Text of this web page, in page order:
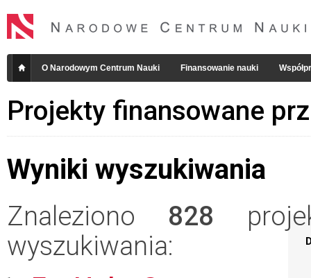
O Narodowym Centrum Nauki Finansowanie nauki
Projekty finansowane
Wyniki wyszukiwania
Znaleziono 828
wyszukiwania: